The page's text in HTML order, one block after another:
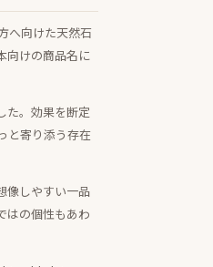
へ向けた天然石
向けの商品名に
た。効果を断定
と寄り添う存在
像しやすい一品
はの個性もあわ